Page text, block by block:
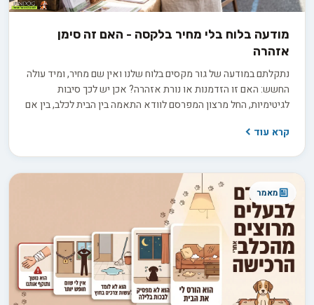
מודעה בלוח בלי מחיר בלקסה - האם זה סימן
אזהרה
נתקלתם במודעה של גור מקסים בלוח שלנו ואין שם מחיר, ומיד עולה
החשש: האם זו הזדמנות או נורת אזהרה? אכן יש לכך סיבות
לגיטימיות, החל מרצון המפרסם לוודא התאמה בין הבית לכלב, בין אם
בפועל השאלה היא לא רק כמה זה עולה, אלא כמה שקיפות
קרא עוד
מאמר